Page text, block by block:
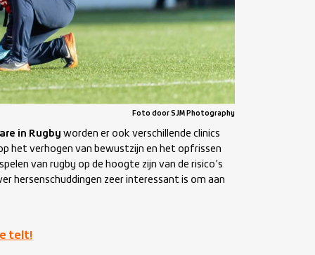
Foto door SJM Photography
in Rugby worden er ook verschillende clinics
het verhogen van bewustzijn en het opfrissen
van rugby op de hoogte zijn van de risico’s
hersenschuddingen zeer interessant is om aan
telt!